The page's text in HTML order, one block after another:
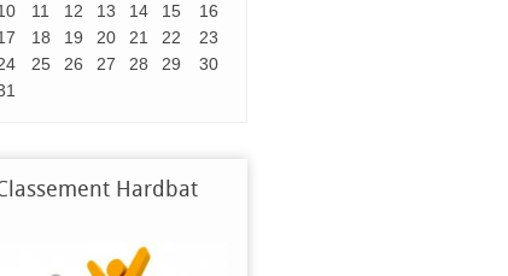
11 12 13 14 15
16
18 19 20 21 22
23
25 26 27 28 29
30
Hardbat